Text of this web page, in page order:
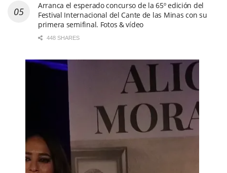
Arranca el esperado concurso de la 65º edición del
Festival Internacional del Cante de las Minas con su
primera semifinal. Fotos & vídeo
448 SHARES